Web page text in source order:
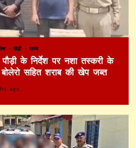
पौड़ी राज्य
पौड़ी के निर्देश पर नशा तस्करी के
बोलेरो सहित शराब की खेप जब्त
ago